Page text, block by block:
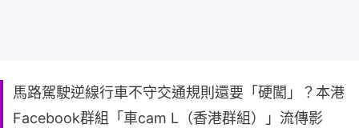
馬路駕駛逆線行車不守交通規則還要「硬闖」？本港
Facebook群組「車cam L（香港群組）」流傳影